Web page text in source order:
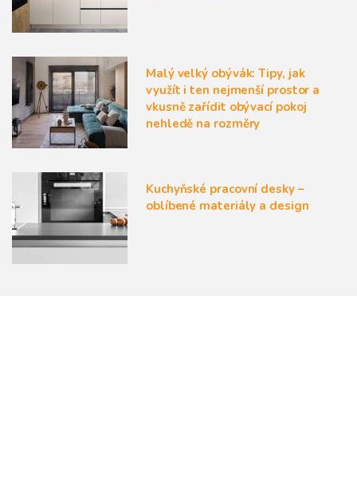
Malý velký obývák: Tipy, jak
využít i ten nejmenší prostor a
vkusně zařídit obývací pokoj
nehledě na rozměry
Kuchyňské pracovní desky –
oblíbené materiály a design